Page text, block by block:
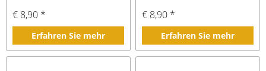
€ 8,90 *
Erfahren Sie mehr
€ 8,90 *
Erfahren Sie mehr